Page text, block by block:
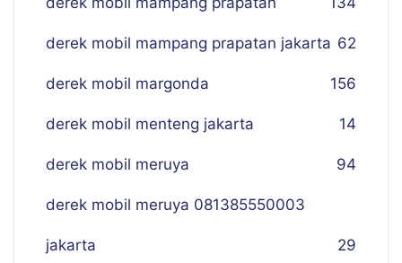
derek mobil mampang prapatan jakarta 62
derek mobil margonda 156
derek mobil menteng jakarta 14
derek mobil meruya 94
derek mobil meruya 081385550003
jakarta 29